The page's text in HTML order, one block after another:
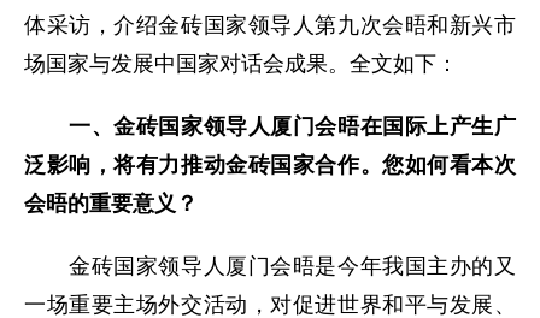
体采访，介绍金砖国家领导人第九次会晤和新兴市
场国家与发展中国家对话会成果。全文如下：
一、金砖国家领导人厦门会晤在国际上产生广
泛影响，将有力推动金砖国家合作。您如何看本次
会晤的重要意义？
金砖国家领导人厦门会晤是今年我国主办的又
一场重要主场外交活动，对促进世界和平与发展、